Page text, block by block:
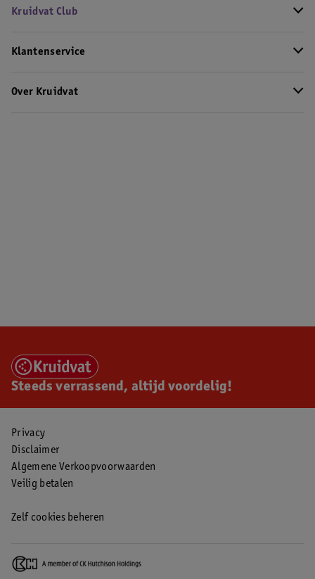
Kruidvat Club
Klantenservice
Over Kruidvat
Steeds verrassend, altijd voordelig!
Privacy
Disclaimer
Algemene Verkoopvoorwaarden
Veilig betalen
Zelf cookies beheren